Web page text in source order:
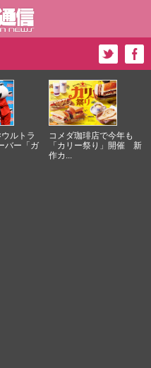
ルトラ
バー「ガ
コメダ珈琲店で今年も
「カリー祭り」開催 新
作カ...